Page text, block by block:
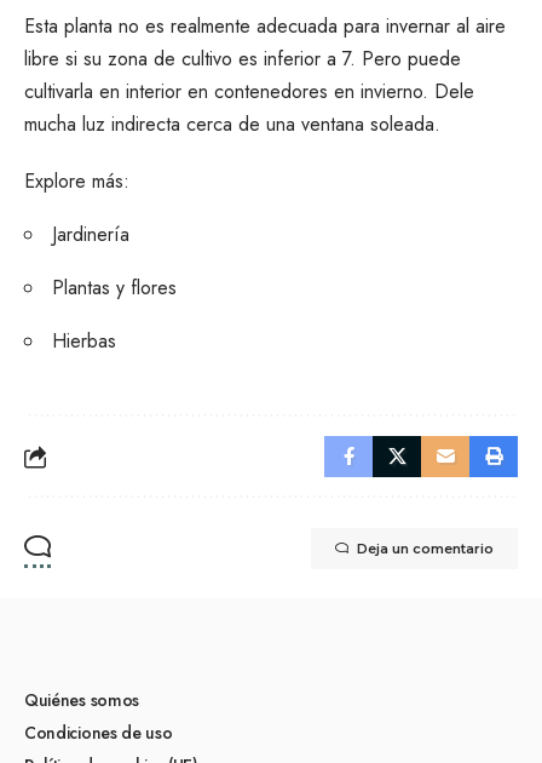
Esta planta no es realmente adecuada para invernar al aire
libre si su zona de cultivo es inferior a 7. Pero puede
cultivarla en interior en contenedores en invierno. Dele
mucha luz indirecta cerca de una ventana soleada.
Explore más:
Jardinería
Plantas y flores
Hierbas
Deja un comentario
Quiénes somos
Condiciones de uso